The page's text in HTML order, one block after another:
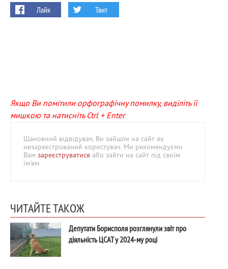
Лайк Твит
Якщо Ви помітили орфографічну помилку, виділіть її
мишкою та натисніть Ctrl + Enter
Шановний відвідувач, Ви зайшли на сайт як
незареєстрований користувач. Ми рекомендуємо
Вам зареєструватися або зайти на сайт під своїм
ім'ям.
ЧИТАЙТЕ ТАКОЖ
Депутати Борисполя розглянули звіт про
діяльність ЦСАТ у 2024-му році